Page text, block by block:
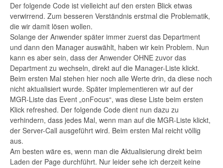
Der folgende Code ist vielleicht auf den ersten Blick etwas
verwirrend. Zum besseren Verständnis erstmal die Problematik,
die wir damit lösen wollen.
Solange der Anwender später immer zuerst das Department
und dann den Manager auswählt, haben wir kein Problem. Nun
kann es aber sein, dass der Anwender OHNE zuvor das
Department zu wechseln, direkt auf die Manager-Liste klickt.
Beim ersten Mal stehen hier noch alle Werte drin, da diese noch
nicht aktualisiert wurde. Später implementieren wir auf der
MGR-Liste das Event „onFocus“, was diese Liste beim ersten
Klick refreshed. Der folgende Code dient nun dazu zu
verhindern, dass jedes Mal, wenn man auf die MGR-Liste klickt,
der Server-Call ausgeführt wird. Beim ersten Mal reicht völlig
aus.
Am besten wäre es, wenn man die Aktualisierung direkt beim
Laden der Page durchführt. Nur leider sehe ich derzeit keine